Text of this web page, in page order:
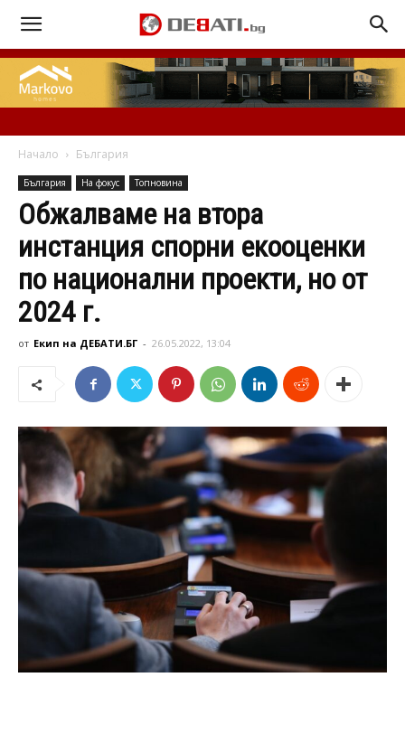
Начало България
България На фокус Топновина
Обжалваме на втора
инстанция спорни екооценки
по национални проекти, но от
2024 г.
от Екип на ДЕБАТИ.БГ - 26.05.2022, 13:04